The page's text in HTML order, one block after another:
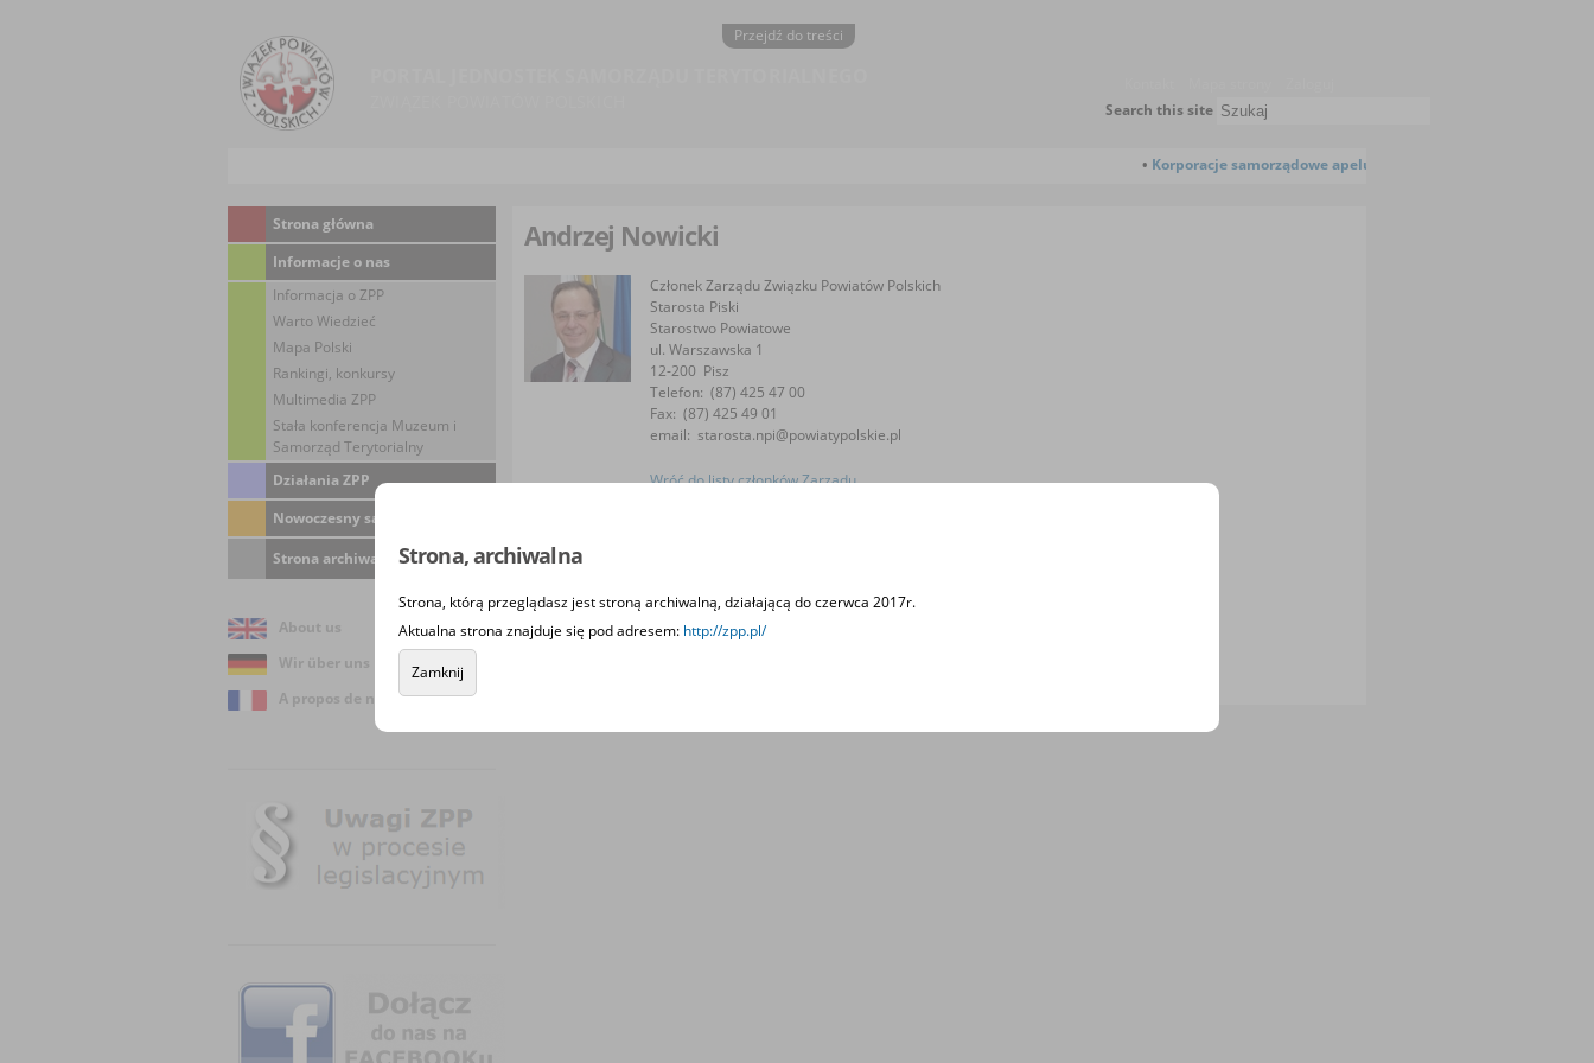
Strona, archiwalna
Strona, którą przeglądasz jest stroną archiwalną, działającą do czerwca 2017r.
Aktualna strona znajduje się pod adresem: http://zpp.pl/
Zamknij
Przejdź do treści
Search this site
Korporacje samorządowe apelują do Prezydenta RP o
Strona główna
Informacje o nas
Informacja o ZPP
Warto Wiedzieć
Mapa Polski
Rankingi, konkursy
Multimedia ZPP
Stała konferencja Muzeum i
Samorząd Terytorialny
Działania ZPP
Nowoczesny samorząd
Strona archiwalna
About us
Wir über uns
A propos de nous
Andrzej Nowicki
Członek Zarządu Związku Powiatów Polskich
Starosta Piski
Starostwo Powiatowe
ul. Warszawska 1
12-200 Pisz
Telefon: (87) 425 47 00
Fax: (87) 425 49 01
email: starosta.npi@powiatypolskie.pl
Wróć do listy członków Zarządu